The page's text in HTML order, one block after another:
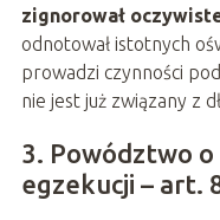
zignorował
odnotował istotnych
prowadzi czynności
nie jest już związany z
3. Powództwo
egzekucji – art.